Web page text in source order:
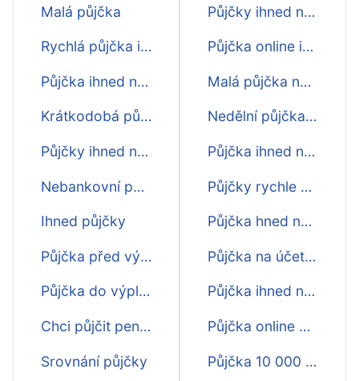
Malá půjčka
Rychlá půjčka ihned
Půjčka ihned na účet
Krátkodobá půjčka
Půjčky ihned na účet
Nebankovní půjčka
Ihned půjčky
Půjčka před výplatou
Půjčka do výplaty
Chci půjčit peníze
Srovnání půjčky
Půjčky ihned na účet bez poplatků
Půjčka online ihned na účet
Malá půjčka na účet
Nedělní půjčka na účet
Půjčka ihned na účet o víkendu
Půjčky rychle na účet
Půjčka hned na účet 3000
Půjčka na účet v neděli
Půjčka ihned na účet bez prokazování příjmu
Půjčka online do 10 min na účet
Půjčka 10 000 ihned na účet